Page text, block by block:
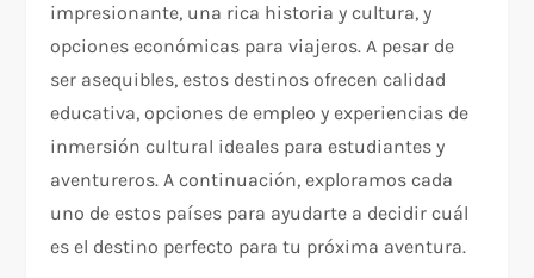
impresionante, una rica historia y cultura, y
opciones económicas para viajeros. A pesar de
ser asequibles, estos destinos ofrecen calidad
educativa, opciones de empleo y experiencias de
inmersión cultural ideales para estudiantes y
aventureros. A continuación, exploramos cada
uno de estos países para ayudarte a decidir cuál
es el destino perfecto para tu próxima aventura.